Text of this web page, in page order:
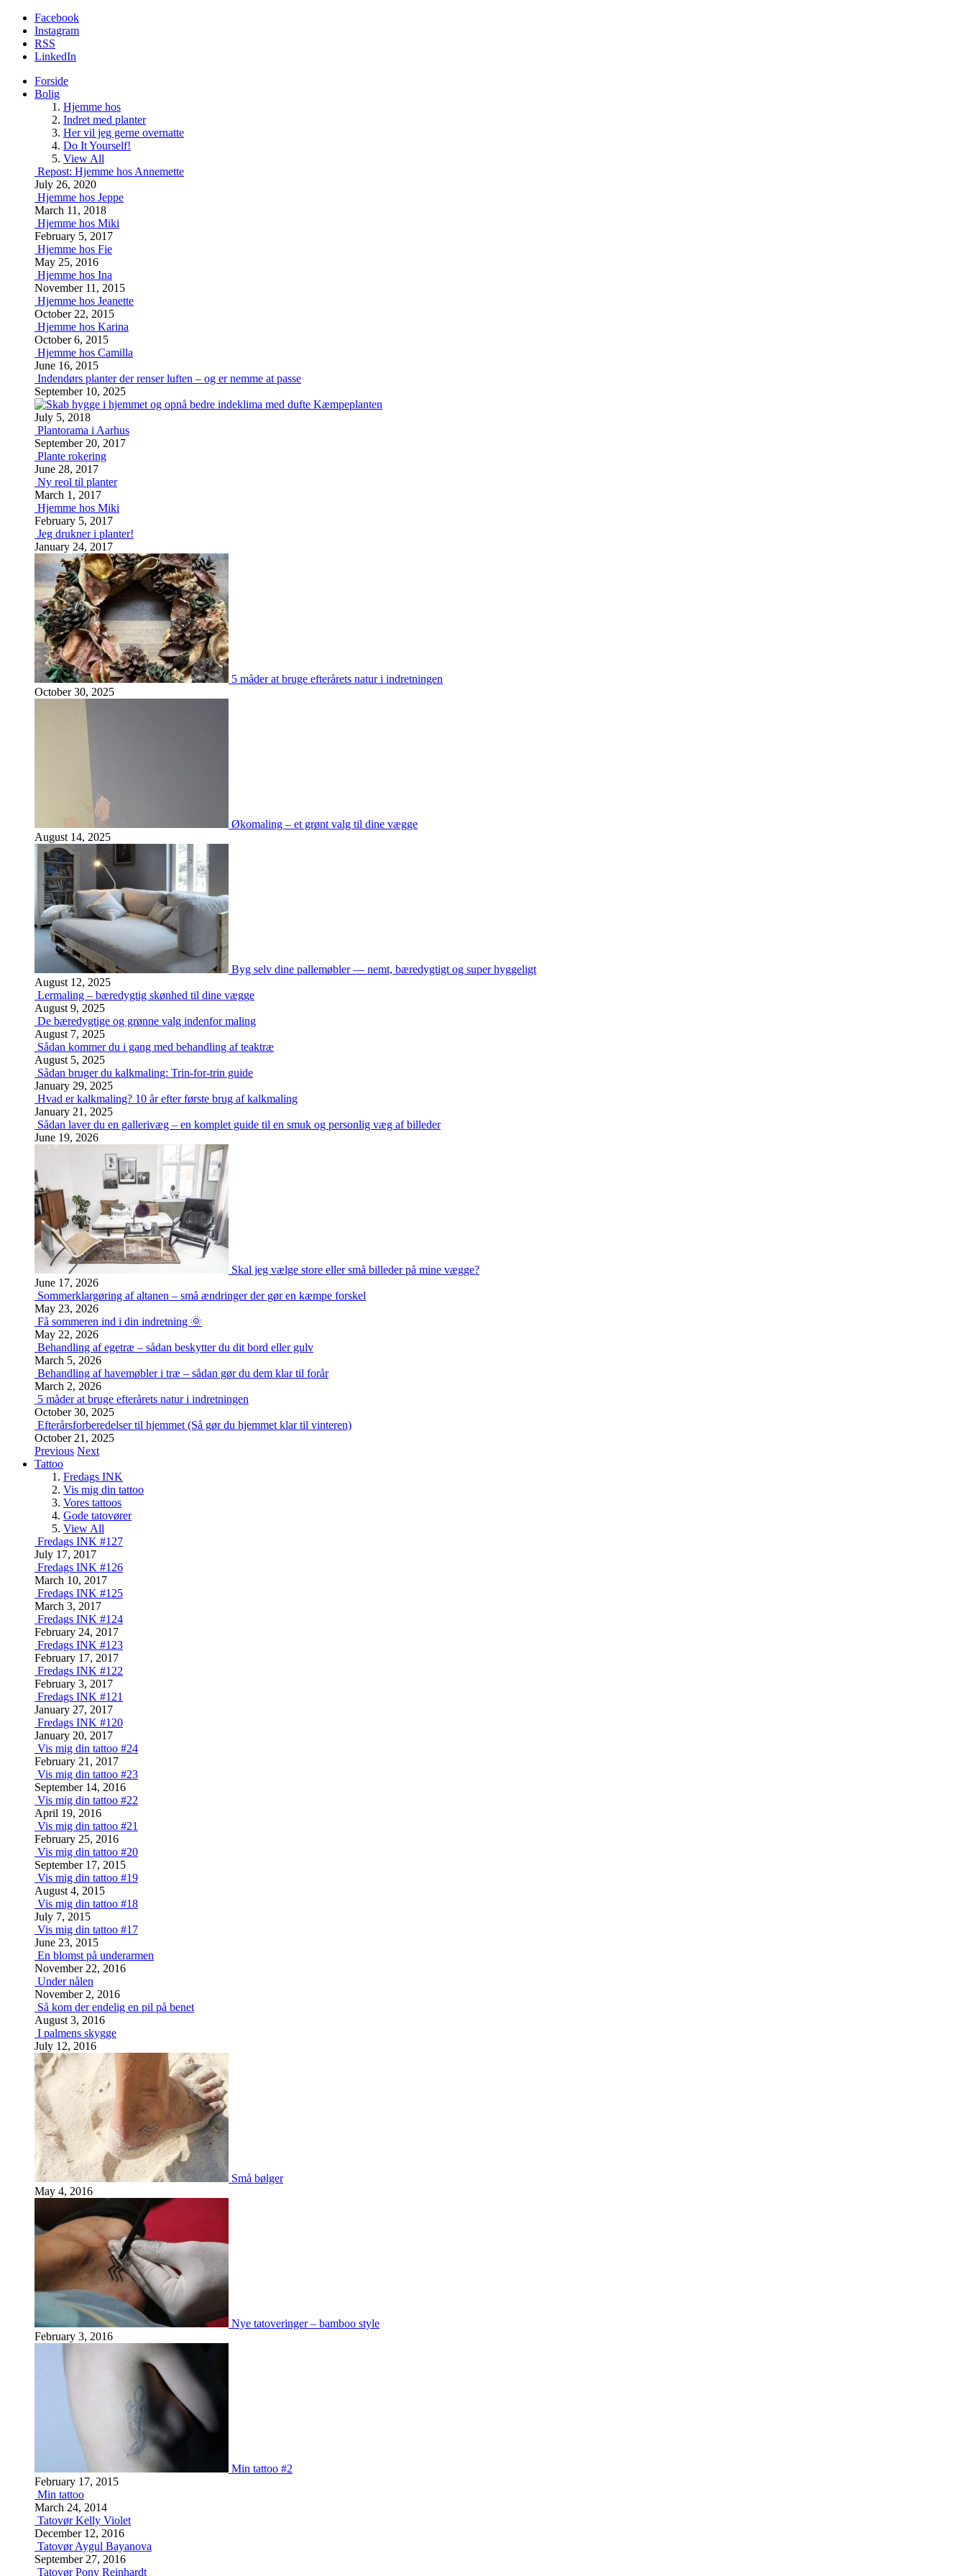
Facebook
Instagram
RSS
LinkedIn
Forside
Bolig
Hjemme hos
Indret med planter
Her vil jeg gerne overnatte
Do It Yourself!
View All
Repost: Hjemme hos Annemette
July 26, 2020
Hjemme hos Jeppe
March 11, 2018
Hjemme hos Miki
February 5, 2017
Hjemme hos Fie
May 25, 2016
Hjemme hos Ina
November 11, 2015
Hjemme hos Jeanette
October 22, 2015
Hjemme hos Karina
October 6, 2015
Hjemme hos Camilla
June 16, 2015
Indendørs planter der renser luften – og er nemme at passe
September 10, 2025
Kæmpeplanten
July 5, 2018
Plantorama i Aarhus
September 20, 2017
Plante rokering
June 28, 2017
Ny reol til planter
March 1, 2017
Hjemme hos Miki
February 5, 2017
Jeg drukner i planter!
January 24, 2017
5 måder at bruge efterårets natur i indretningen
October 30, 2025
Økomaling – et grønt valg til dine vægge
August 14, 2025
Byg selv dine pallemøbler — nemt, bæredygtigt og super hyggeligt
August 12, 2025
Lermaling – bæredygtig skønhed til dine vægge
August 9, 2025
De bæredygtige og grønne valg indenfor maling
August 7, 2025
Sådan kommer du i gang med behandling af teaktræ
August 5, 2025
Sådan bruger du kalkmaling: Trin-for-trin guide
January 29, 2025
Hvad er kalkmaling? 10 år efter første brug af kalkmaling
January 21, 2025
Sådan laver du en gallerivæg – en komplet guide til en smuk og personlig væg af billeder
June 19, 2026
Skal jeg vælge store eller små billeder på mine vægge?
June 17, 2026
Sommerklargøring af altanen – små ændringer der gør en kæmpe forskel
May 23, 2026
Få sommeren ind i din indretning 🌞
May 22, 2026
Behandling af egetræ – sådan beskytter du dit bord eller gulv
March 5, 2026
Behandling af havemøbler i træ – sådan gør du dem klar til forår
March 2, 2026
5 måder at bruge efterårets natur i indretningen
October 30, 2025
Efterårsforberedelser til hjemmet (Så gør du hjemmet klar til vinteren)
October 21, 2025
Previous Next
Tattoo
Fredags INK
Vis mig din tattoo
Vores tattoos
Gode tatovører
View All
Fredags INK #127
July 17, 2017
Fredags INK #126
March 10, 2017
Fredags INK #125
March 3, 2017
Fredags INK #124
February 24, 2017
Fredags INK #123
February 17, 2017
Fredags INK #122
February 3, 2017
Fredags INK #121
January 27, 2017
Fredags INK #120
January 20, 2017
Vis mig din tattoo #24
February 21, 2017
Vis mig din tattoo #23
September 14, 2016
Vis mig din tattoo #22
April 19, 2016
Vis mig din tattoo #21
February 25, 2016
Vis mig din tattoo #20
September 17, 2015
Vis mig din tattoo #19
August 4, 2015
Vis mig din tattoo #18
July 7, 2015
Vis mig din tattoo #17
June 23, 2015
En blomst på underarmen
November 22, 2016
Under nålen
November 2, 2016
Så kom der endelig en pil på benet
August 3, 2016
I palmens skygge
July 12, 2016
Små bølger
May 4, 2016
Nye tatoveringer – bamboo style
February 3, 2016
Min tattoo #2
February 17, 2015
Min tattoo
March 24, 2014
Tatovør Kelly Violet
December 12, 2016
Tatovør Aygul Bayanova
September 27, 2016
Tatovør Pony Reinhardt